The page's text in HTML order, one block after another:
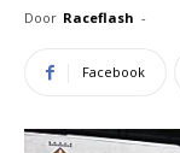
Door Raceflash -
Facebook